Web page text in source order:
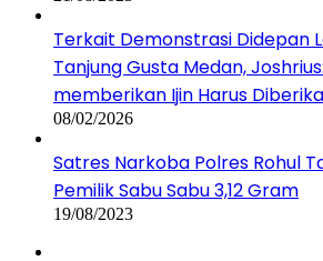
Terkait Demonstrasi Didepan
Tanjung Gusta Medan,
memberikan Ijin Harus
08/02/2026
Satres Narkoba Polres Rohul
Pemilik Sabu Sabu 3,12 Gram
19/08/2023